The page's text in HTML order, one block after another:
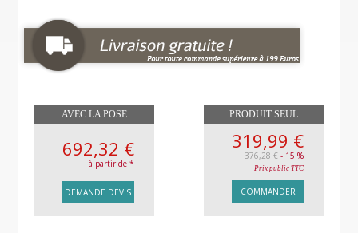
AVEC LA POSE
692,32 €
à partir de *
DEMANDE DEVIS
PRODUIT SEUL
319,99 €
376,28 € - 15 %
Prix public TTC
COMMANDER